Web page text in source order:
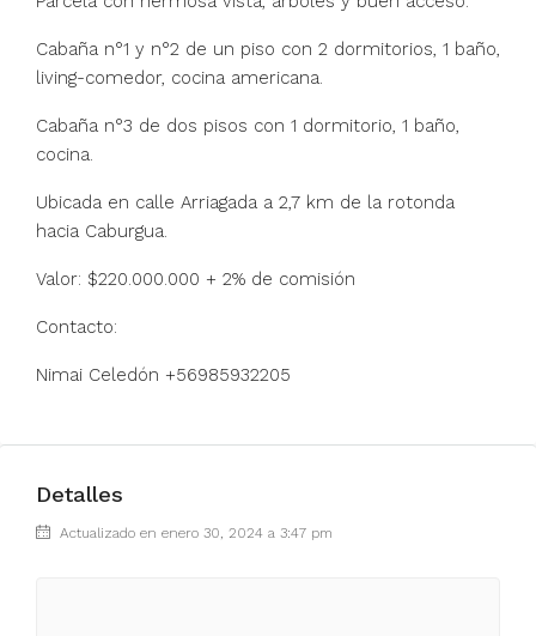
Cabaña n°1 y n°2 de un piso con 2 dormitorios, 1 baño,
living-comedor, cocina americana.
Cabaña n°3 de dos pisos con 1 dormitorio, 1 baño,
cocina.
Ubicada en calle Arriagada a 2,7 km de la rotonda
hacia Caburgua.
Valor: $220.000.000 + 2% de comisión
Contacto:
Nimai Celedón +56985932205
Detalles
Actualizado en enero 30, 2024 a 3:47 pm